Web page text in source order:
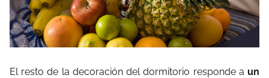
El resto de la decoración del dormitorio responde a un